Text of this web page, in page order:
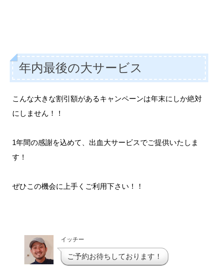
年内最後の大サービス
こんな大きな割引額があるキャンペーンは年末にしか絶対
にしません！！
1年間の感謝を込めて、出血大サービスでご提供いたしま
す！
ぜひこの機会に上手くご利用下さい！！
イッチー
ご予約お待ちしております！